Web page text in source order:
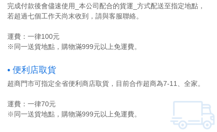
完成付款後會儘速使用_本公司配合的貨運_方式配送至指定地點，
若超過七個工作天尚末收到，請與客服聯絡。
運費：一律100元
※同一送貨地點，購物滿999元以上免運費。
• 便利店取貨
超商門市可指定全省便利商店取貨，目前合作超商為7-11、全家。
運費：一律70元
※同一送貨地點，購物滿999元以上免運費。